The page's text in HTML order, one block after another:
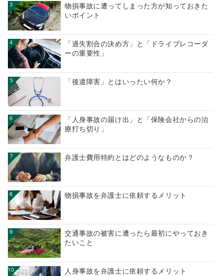
3
物損事故に遭ってしまった方が知っておきた
いポイント
4
「過失割合の決め方」と「ドライブレコーダ
ーの重要性」
5 「後遺障害」とはいったい何か？
6
「人身事故の届け出」と「保険会社からの治
療打ち切り」
7 弁護士費用特約とはどのようなものか？
8 物損事故を弁護士に依頼するメリット
9
交通事故の被害に遭ったら最初にやっておき
たいこと
10 人身事故を弁護士に依頼するメリット